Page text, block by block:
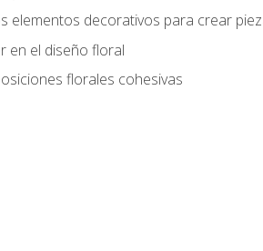
elementos decorativos para crear
en el diseño floral
florales cohesivas